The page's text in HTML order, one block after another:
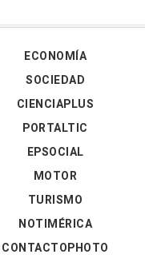
ECONOMÍA
SOCIEDAD
CIENCIAPLUS
PORTALTIC
EPSOCIAL
MOTOR
TURISMO
NOTIMÉRICA
CONTACTOPHOTO